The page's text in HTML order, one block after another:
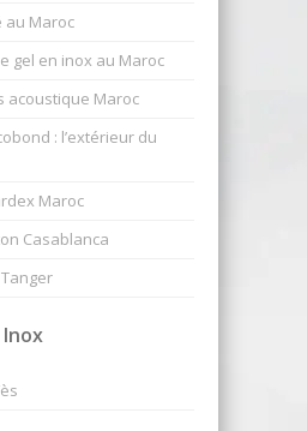
au Maroc
gel en inox au Maroc
acoustique Maroc
: l’extérieur du
Maroc
Casablanca